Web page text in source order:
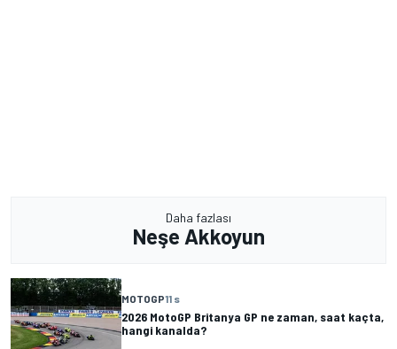
Daha fazlası
Neşe Akkoyun
MOTOGP11 s
2026 MotoGP Britanya GP ne zaman, saat kaçta,
hangi kanalda?